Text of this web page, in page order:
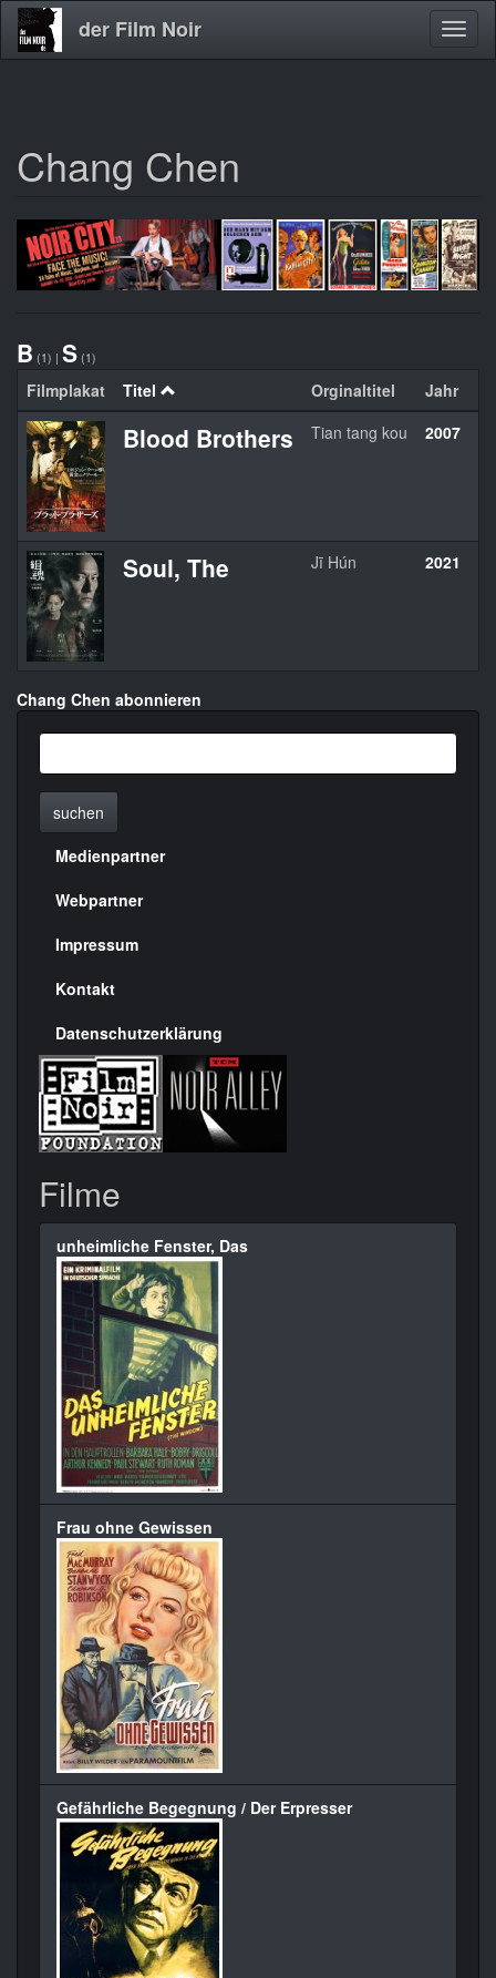
Direkt
zum
der Film Noir
Chang Chen
B (1) | S (1)
Filmplakat Titel Orginaltitel Jahr
Blood Brothers Tian tang kou 2007
Soul, The Jī Hún 2021
Chang Chen abonnieren
suchen
Menülinks
rechte
Seite
Medienpartner
Webpartner
Impressum
Kontakt
Datenschutzerklärung
Filme
unheimliche Fenster, Das
Frau ohne Gewissen
Gefährliche Begegnung / Der Erpresser